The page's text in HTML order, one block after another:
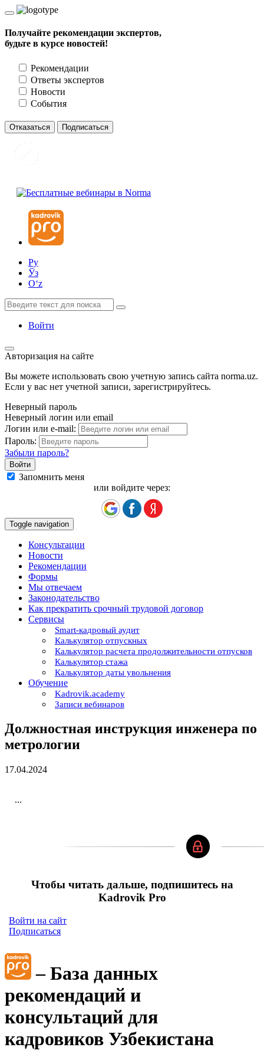
Получайте рекомендации экспертов,
будьте в курсе новостей!
Рекомендации
Ответы экспертов
Новости
События
Отказаться Подписаться
Ру
Ўз
Oʻz
Войти
Авторизация на сайте
Вы можете использовать свою учетную запись сайта norma.uz.
Если у вас нет учетной записи, зарегистрируйтесь.
Неверный пароль
Неверный логин или email
Логин или e-mail:
Пароль:
Забыли пароль?
Запомнить меня
или войдите через:
Toggle navigation
Консультации
Новости
Рекомендации
Формы
Мы отвечаем
Законодательство
Как прекратить срочный трудовой договор
Сервисы
Smart-кадровый аудит
Калькулятор отпускных
Калькулятор расчета продолжительности отпусков
Калькулятор стажа
Калькулятор даты увольнения
Обучение
Kadrovik.academy
Записи вебинаров
Должностная инструкция инженера по
метрологии
17.04.2024
...
Чтобы читать дальше, подпишитесь на
Kadrovik Pro
Войти на сайт
Подписаться
– База данных
рекомендаций и
консультаций для
кадровиков Узбекистана